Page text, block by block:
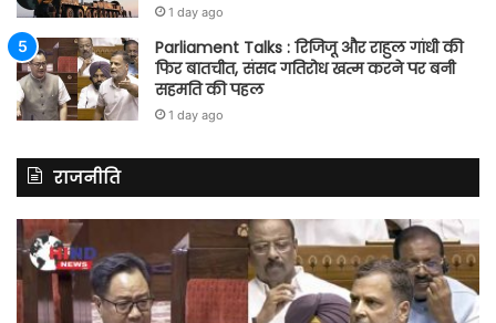
1 day ago
Parliament Talks : रिजिजू और राहुल गांधी की
फिर बातचीत, संसद गतिरोध खत्म करने पर बनी
सहमति की पहल
1 day ago
राजनीति